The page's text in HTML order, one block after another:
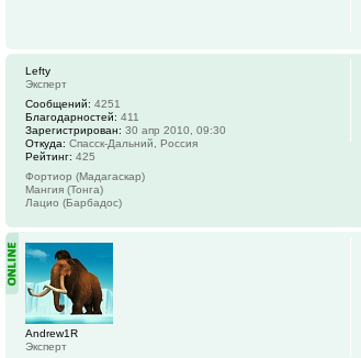
Lefty
Эксперт
Сообщений: 4251
Благодарностей: 411
Зарегистрирован: 30 апр 2010, 09:30
Откуда: Спасск-Дальний, Россия
Рейтинг: 425
Фортиор (Мадагаскар)
Мангия (Тонга)
Лацио (Барбадос)
Andrew1R
Эксперт